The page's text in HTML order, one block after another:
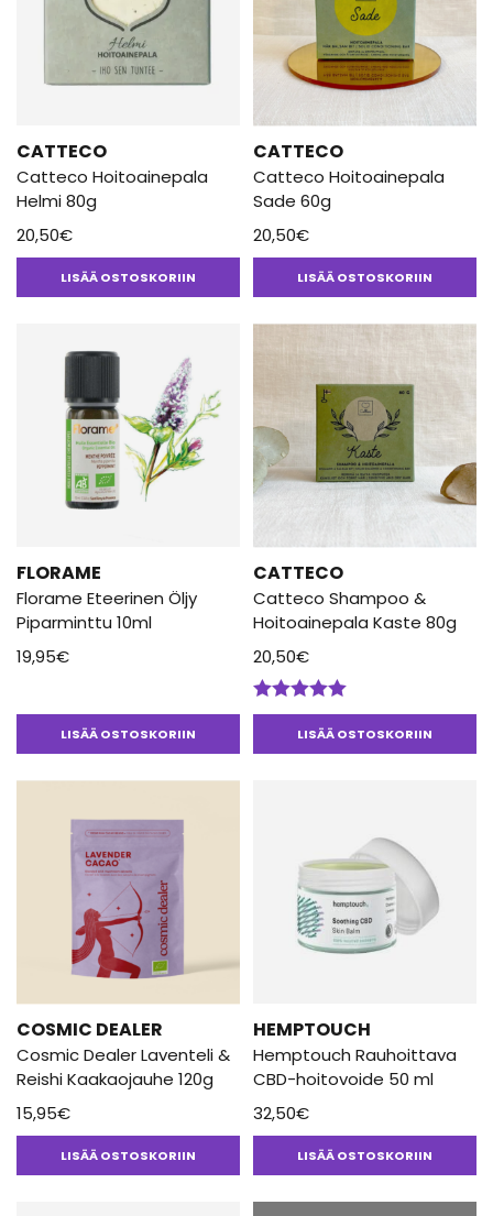
CATTECO
Catteco Hoitoainepala
Helmi 80g
20,50€
LISÄÄ OSTOSKORIIN
CATTECO
Catteco Hoitoainepala
Sade 60g
20,50€
LISÄÄ OSTOSKORIIN
FLORAME
Florame Eteerinen Öljy
Piparminttu 10ml
19,95€
LISÄÄ OSTOSKORIIN
CATTECO
Catteco Shampoo &
Hoitoainepala Kaste 80g
20,50€
Arvostelu
tuotteesta:LISÄÄ OSTOSKORIIN
COSMIC DEALER
Cosmic Dealer Laventeli &
Reishi Kaakaojauhe 120g
15,95€
LISÄÄ OSTOSKORIIN
HEMPTOUCH
Hemptouch Rauhoittava
CBD-hoitovoide 50 ml
32,50€
LISÄÄ OSTOSKORIIN